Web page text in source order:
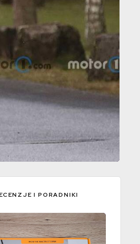
I PORADNIKI